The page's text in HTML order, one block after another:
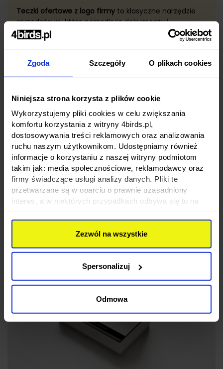
Zgoda Szczegóły O plikach cookies
Niniejsza strona korzysta z plików cookie
Wykorzystujemy pliki cookies w celu zwiększania
komfortu korzystania z witryny 4birds.pl,
dostosowywania treści reklamowych oraz analizowania
ruchu naszym użytkownikom. Udostępniamy również
informacje o korzystaniu z naszej witryny podmiotom
takim jak: media społecznościowe, reklamodawcy oraz
firmy świadczące usługi analizy danych. Pliki te
przetwarzane są w oparciu o prawnie uzasadniony
interes, a w niektórych przypadkach odbywa się to na
dostarczane i przetwarzane są przez naszych
zewnętrznych partnerów, z których listą możesz
zapoznać się poniżej. Klikając “Akceptuję wszystkie”
wyrażasz zgodę na użycie przez nas wszystkich
wymienionych wcześniej rodzajów cookies (ciasteczek).
Jeśli klikniesz "Odrzucam wszystkie", użyjemy tylko
cookies niezbędnych do działania naszej strony. Jeżeli
chcesz samodzielnie zdecydować, jakie typy ciasteczek
zostaną wykorzystane, kliknij “Dostosuj”.
Zezwól na wszystkie
Spersonalizuj
Odmowa
Teczki ofertowe z logo firmy to klasyczne narzędzie
sprzedażowe, które porządkuje dokumenty i
jednocześnie buduje profesjonalny wizerunek marki.
Idealne do ofert handlowych, umów, prezentacji i
Dzięki personalizacji teczka staje się nośnikiem
spójnie, estetycznie i wiarygodnie.
Sprawdź specyfikację
Sprawdź także inne produkty
4birds.pl